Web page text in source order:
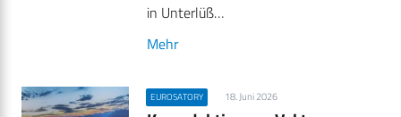
in Unterlüß…
Mehr
EUROSATORY 18. Juni 2026